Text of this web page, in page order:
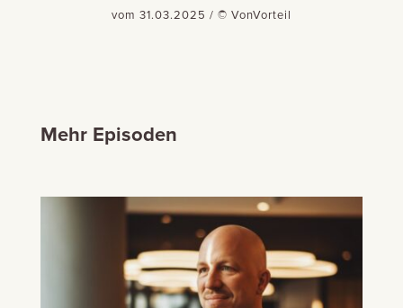
vom 31.03.2025 / © VonVorteil
Mehr Episoden